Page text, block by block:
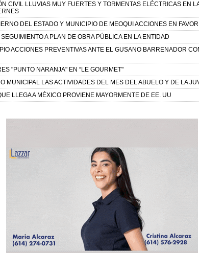
CIVIL LLUVIAS MUY FUERTES Y TORMENTAS ELÉCTRICAS EN
DEL ESTADO Y MUNICIPIO DE MEOQUI ACCIONES EN
A PLAN DE OBRA PÚBLICA EN LA ENTIDAD
ACCIONES PREVENTIVAS ANTE EL GUSANO BARRENADOR
"PUNTO NARANJA" EN “LE GOURMET"
MUNICIPAL LAS ACTIVIDADES DEL MES DEL ABUELO Y DE LA
LLEGA A MÉXICO PROVIENE MAYORMENTE DE EE. UU